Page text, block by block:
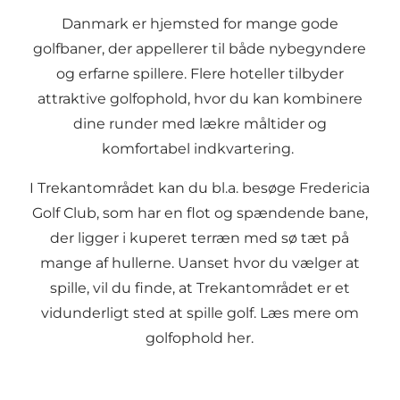
Danmark er hjemsted for mange gode
golfbaner, der appellerer til både nybegyndere
og erfarne spillere. Flere hoteller tilbyder
attraktive golfophold, hvor du kan kombinere
dine runder med lækre måltider og
komfortabel indkvartering.
I Trekantområdet kan du bl.a. besøge Fredericia
Golf Club, som har en flot og spændende bane,
der ligger i kuperet terræn med sø tæt på
mange af hullerne. Uanset hvor du vælger at
spille, vil du finde, at Trekantområdet er et
vidunderligt sted at spille golf. Læs mere om
golfophold her.